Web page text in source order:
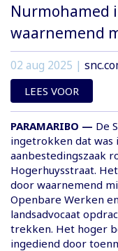
Nurmohamed
waarnemend
02 aug 2025 |
LEES VOOR
PARAMARIBO — De
ingetrokken dat was
aanbestedingszaak
Hogerhuysstraat.
door waarnemend
Openbare Werken
landsadvocaat
trekken. Het hoger
ingediend door